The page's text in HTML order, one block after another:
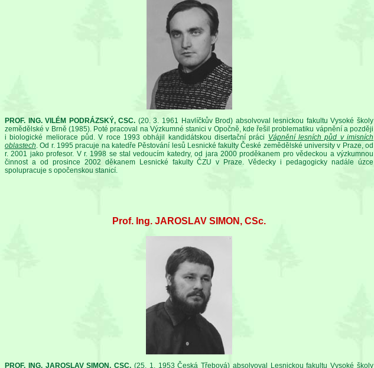
PROF. ING. VILÉM PODRÁZSKÝ, CSC. (20. 3. 1961 Havlíčkův Brod) absolvoval lesnickou fakultu Vysoké školy
zemědělské v Brně (1985). Poté pracoval na Výzkumné stanici v Opočně, kde řešil problematiku vápnění a později
i biologické meliorace půd. V roce 1993 obhájil kandidátskou disertační práci Vápnění lesních půd v imisních
oblastech. Od r. 1995 pracuje na katedře Pěstování lesů Lesnické fakulty České zemědělské university v Praze, od
r. 2001 jako profesor. V r. 1998 se stal vedoucím katedry, od jara 2000 proděkanem pro vědeckou a výzkumnou
činnost a od prosince 2002 děkanem Lesnické fakulty ČZU v Praze. Vědecky i pedagogicky nadále úzce
spolupracuje s opočenskou stanicí.
Prof. Ing. JAROSLAV SIMON, CSc.
PROF. ING. JAROSLAV SIMON, CSC. (25. 1. 1953 Česká Třebová) absolvoval Lesnickou fakultu Vysoké školy